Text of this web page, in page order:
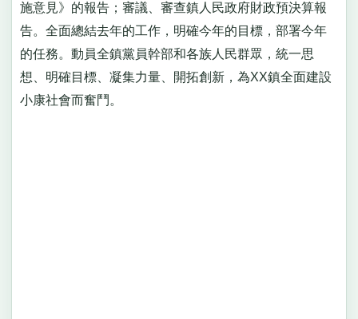
施意見》的報告；審議、審查鎮人民政府財政預決算報
告。全面總結去年的工作，明確今年的目標，部署今年
的任務。動員全鎮黨員幹部和各族人民群眾，統一思
想、明確目標、凝集力量、開拓創新，為XX鎮全面建設
小康社會而奮鬥。